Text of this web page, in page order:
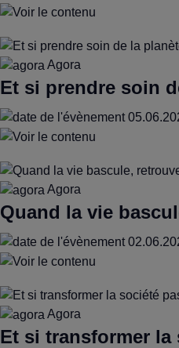
Agora
Et si prendre soin
Agora
Quand la vie
Agora
Et si transformer la